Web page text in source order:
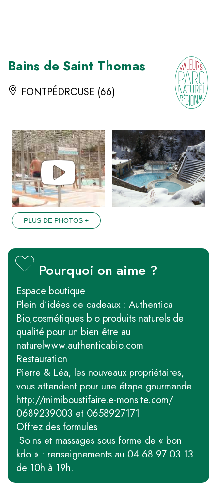
Bains de Saint Thomas
FONTPÉDROUSE (66)
PLUS DE PHOTOS +
Pourquoi on aime ?
Espace boutique
Plein d’idées de cadeaux : Authentica
Bio,cosmétiques bio produits naturels de
qualité pour un bien être au
naturelwww.authenticabio.com
Restauration
Pierre & Léa, les nouveaux propriétaires,
vous attendent pour une étape gourmande
http://mimiboustifaire.e-monsite.com/
0689239003 et 0658927171
Offrez des formules
Soins et massages sous forme de « bon
kdo » : renseignements au 04 68 97 03 13
de 10h à 19h.